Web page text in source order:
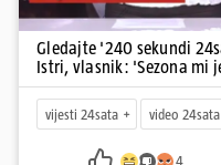
Gledajte '240 sekundi
Istri, vlasnik: 'Sezona mi
vijesti 24sata video 24sata
4